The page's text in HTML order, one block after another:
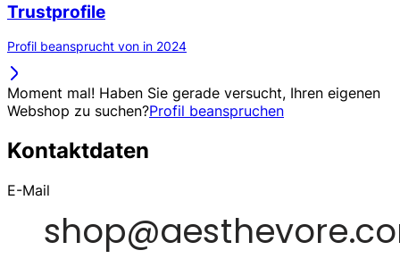
Trustprofile
Profil beansprucht von in 2024
Moment mal! Haben Sie gerade versucht, Ihren eigenen
Webshop zu suchen?Profil beanspruchen
Kontaktdaten
E-Mail